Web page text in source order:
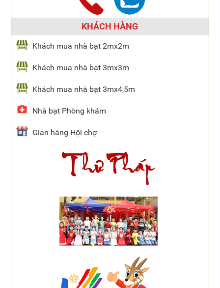
KHÁCH HÀNG
Khách mua nhà bạt 2mx2m
Khách mua nhà bạt 3mx3m
Khách mua nhà bạt 3mx4,5m
Nhà bạt Phòng khám
Gian hàng Hội chợ